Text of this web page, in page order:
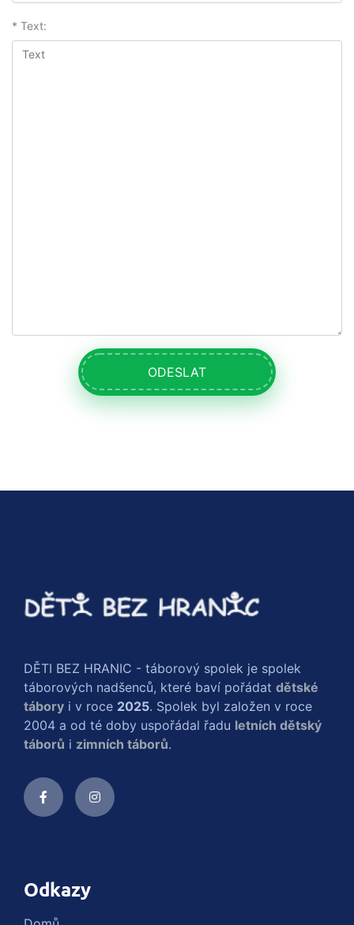
* Text:
ODESLAT
DĚTI BEZ HRANIC - táborový spolek je spolek
táborových nadšenců, které baví pořádat dětské
tábory i v roce 2025. Spolek byl založen v roce
2004 a od té doby uspořádal řadu letních dětský
táborů i zimních táborů.
Odkazy